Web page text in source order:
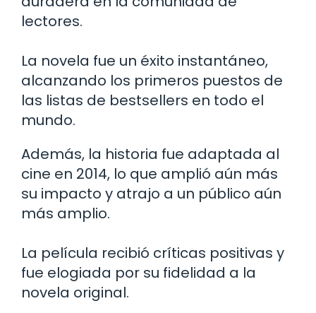
lectores.
La novela fue un éxito instantáneo,
alcanzando los primeros puestos de
las listas de bestsellers en todo el
mundo.
Además, la historia fue adaptada al
cine en 2014, lo que amplió aún más
su impacto y atrajo a un público aún
más amplio.
La película recibió críticas positivas y
fue elogiada por su fidelidad a la
novela original.